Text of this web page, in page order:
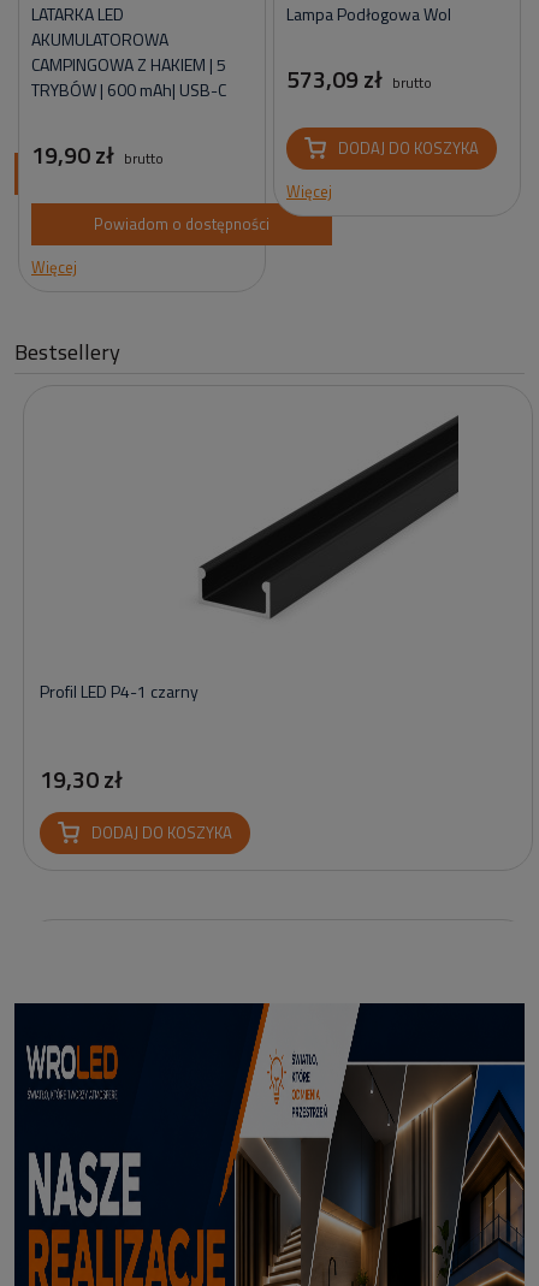
LATARKA LED
AKUMULATOROWA
CAMPINGOWA Z HAKIEM | 5
TRYBÓW | 600 mAh| USB-C
19,90 zł brutto
Powiadom o dostępności
Więcej
Lampa Podłogowa Wol
573,09 zł brutto
DODAJ DO KOSZYKA
Więcej
Bestsellery
Profil LED P4-1 czarny
19,30 zł
DODAJ DO KOSZYKA
Profil led Profil LED P6-2 ½ biały 3m